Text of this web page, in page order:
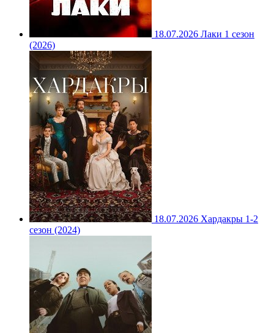
18.07.2026 Лаки 1 сезон
(2026)
18.07.2026 Хардакры 1-2
сезон (2024)